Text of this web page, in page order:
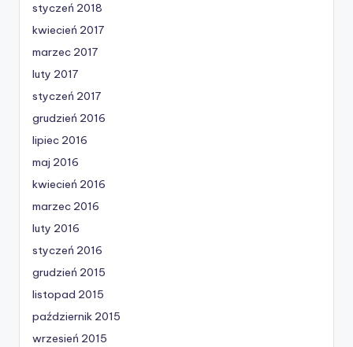
styczeń 2018
kwiecień 2017
marzec 2017
luty 2017
styczeń 2017
grudzień 2016
lipiec 2016
maj 2016
kwiecień 2016
marzec 2016
luty 2016
styczeń 2016
grudzień 2015
listopad 2015
październik 2015
wrzesień 2015